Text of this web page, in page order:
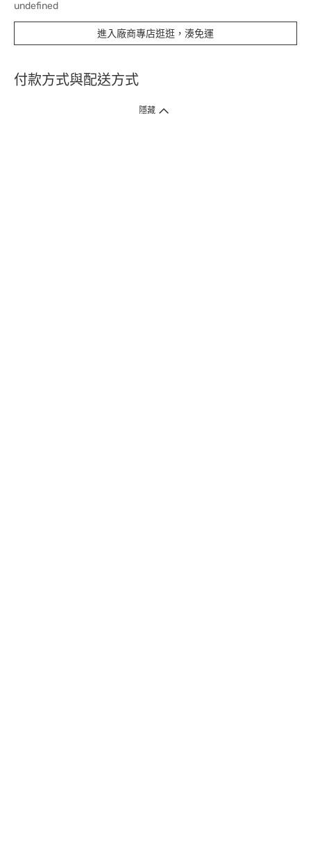
undefined
進入廠商專店逛逛，湊免運
付款方式與配送方式
隱藏